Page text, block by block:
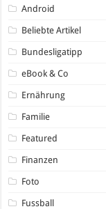
Android
Beliebte Artikel
Bundesligatipp
eBook & Co
Ernährung
Familie
Featured
Finanzen
Foto
Fussball